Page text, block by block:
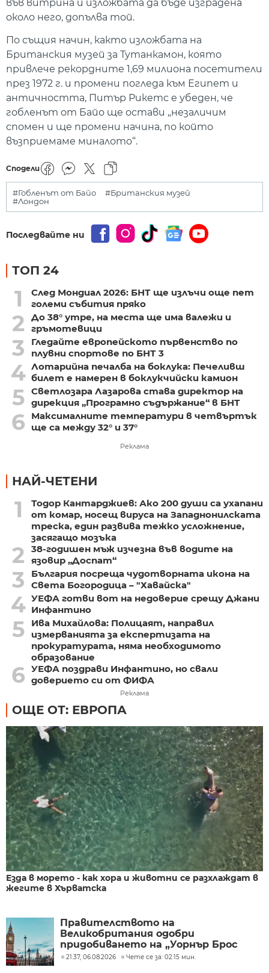
във витрина и изложбата да бъде изградена
около него, допълва той.
По същия начин, както изложбата на
Британския музей за Тутанкамон, която
привлече рекордните 1,69 милиона посетители
през 1972 г. и промени погледа към Египет и
античността, Питър Рикетс е убеден, че
гобленът от Байо ще остави „незаличим
спомен и ще промени начина, по който
възприемаме миналото“.
Сподели
#Гобленът от Байо
#Британския музей
#Лондон
Последвайте ни
ТОП 24
1
След Мондиал 2026: БНТ ще излъчи още пет
големи събития пряко
2
До 38° утре, на места ще има валежи и
гръмотевици
3
Гледайте европейското първенство по
плувни спортове по БНТ 3
4 Лотарийна печалба на боклука: Печеливш
билет е намерен в боклукчийски камион
5 Светлозара Лазарова става директор на
дирекция „Програмно съдържание“ в БНТ
6
Максималните температури в четвъртък
ще са между 32° и 37°
Реклама
НАЙ-ЧЕТЕНИ
1
Тодор Кантарджиев: Ако 200 души са ухапани
от комар, носещ вируса на Западнонилската
треска, един развива тежко усложнение,
засягащо мозъка
2
38-годишен мъж изчезна във водите на
язовир „Доспат“
3
България посреща чудотворната икона на
Света Богородица – "Хавайска"
4 УЕФА готви вот на недоверие срещу Джани
Инфантино
5
Ива Михайлова: Полицаят, направил
измерванията за експертизата на
прокуратурата, няма необходимото
образование
6 УЕФА поздрави Инфантино, но свали
доверието си от ФИФА
Реклама
ОЩЕ ОТ: ЕВРОПА
Езда в морето - как хора и животни се разхлаждат в
жегите в Хърватска
Правителството на
Великобритания одобри
придобиването на „Уорнър Брос
Дискавъри“ от „Парамаунт“ за 110
21:37, 06.08.2026 Чете се за: 02:15 мин.